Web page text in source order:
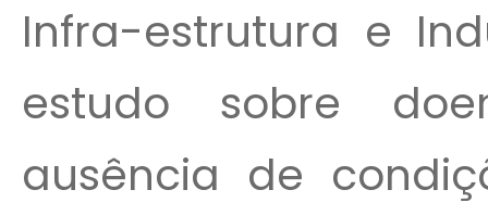
Infra-estrutura e
estudo sobre
ausência de